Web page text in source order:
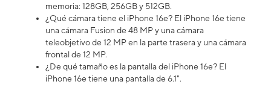
memoria: 128GB, 256GB y 512GB.
¿Qué cámara tiene el iPhone 16e? El iPhone 16e tiene
una cámara Fusion de 48 MP y una cámara
teleobjetivo de 12 MP en la parte trasera y una cámara
frontal de 12 MP.
¿De qué tamaño es la pantalla del iPhone 16e? El
iPhone 16e tiene una pantalla de 6.1".